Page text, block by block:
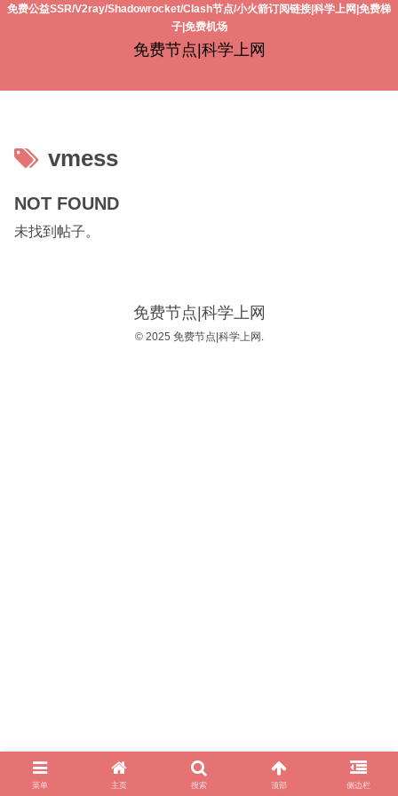
免费公益SSR/V2ray/Shadowrocket/Clash节点/小火箭订阅链接|科学上网|免费梯
子|免费机场
免费节点|科学上网
vmess
NOT FOUND
未找到帖子。
免费节点|科学上网
© 2025 免费节点|科学上网.
菜单 主页 搜索 顶部 侧边栏